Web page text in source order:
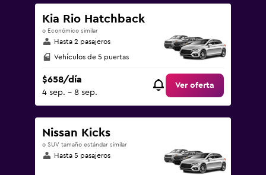
Kia Rio Hatchback
o Económico similar
Hasta 2 pasajeros
Vehículos de 5 puertas
$658/día
4 sep. - 8 sep.
Ver oferta
Nissan Kicks
o SUV tamaño estándar similar
Hasta 5 pasajeros